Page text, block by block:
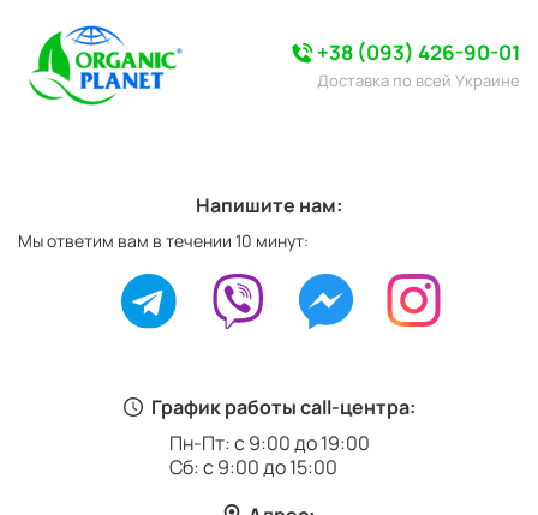
+38 (093) 426-90-01
Доставка по всей Украине
График работы call-центра:
Пн-Пт: с 9:00 до 19:00
Сб: с 9:00 до 15:00
Напишите нам:
Мы ответим вам в течении 10 минут: